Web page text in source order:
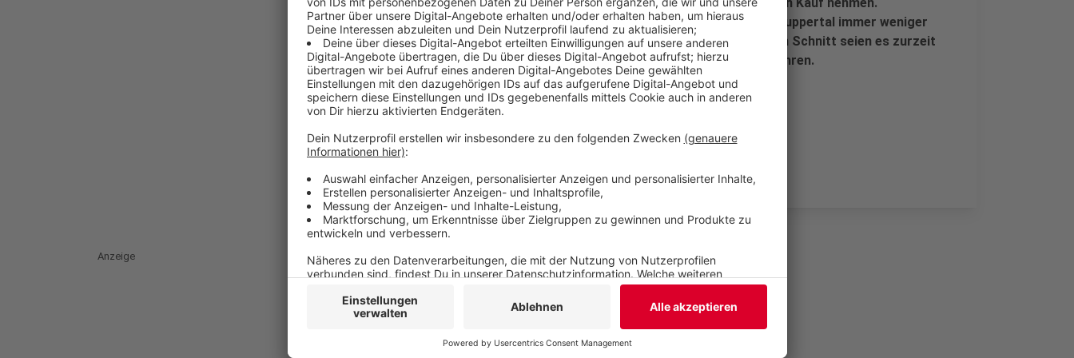
Grundsätzlich sei zu beobachten, dass die Studierenden in Wuppertal immer weniger
Geld zur Verfügung haben. Gleichzeitig steigen die Mieten: Im Schnitt seien es zurzeit
390 Euro pro Monat. Das sind 76 Euro mehr als vor sieben Jahren.
Veröffentlicht:Freitag, 13.10.2023 11:34
Anzeige
Anzeige